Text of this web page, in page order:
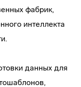
фабрик,
интеллекта
данных для